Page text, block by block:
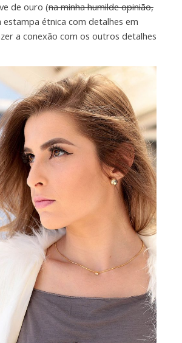
de ouro (na minha humilde opinião,
estampa étnica com detalhes em
a conexão com os outros detalhes